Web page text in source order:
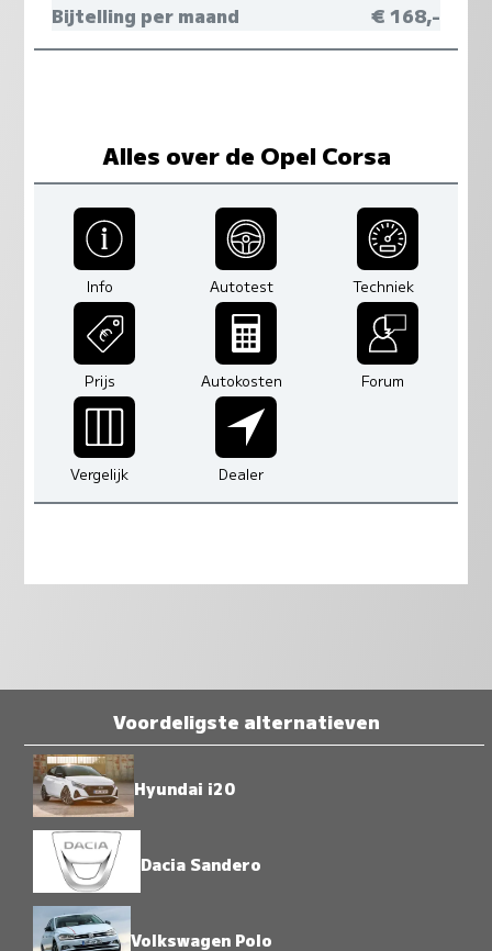
Bijtelling per maand
€ 168,-
Alles over de Opel Corsa
Info Autotest Techniek
Prijs Autokosten Forum
Vergelijk Dealer
Voordeligste alternatieven
Hyundai i20
Dacia Sandero
Volkswagen Polo